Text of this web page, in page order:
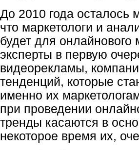
До 2010 года осталось
что маркетологи и
будет для онлайнового
эксперты в первую
видеорекламы,
тенденций, которые
именно их
при проведении
тренды касаются в
некоторое время их,